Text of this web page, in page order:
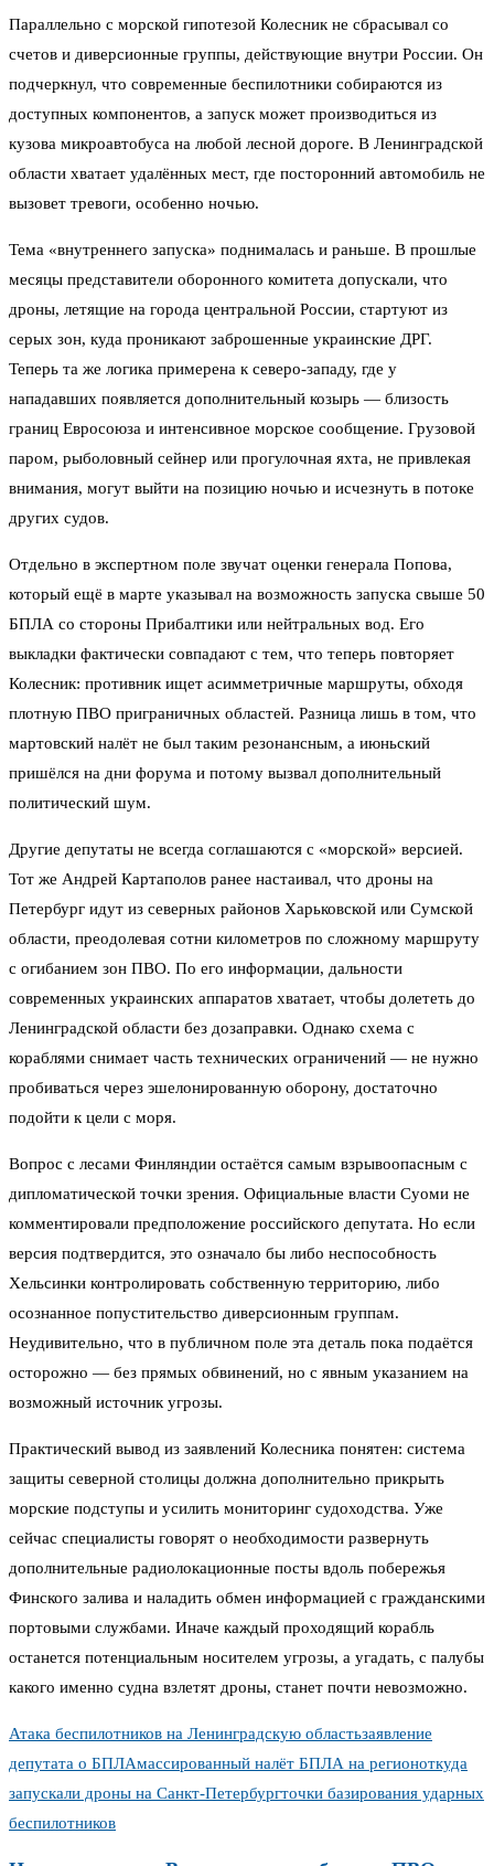
Параллельно с морской гипотезой Колесник не сбрасывал со
счетов и диверсионные группы, действующие внутри России. Он
подчеркнул, что современные беспилотники собираются из
доступных компонентов, а запуск может производиться из
кузова микроавтобуса на любой лесной дороге. В Ленинградской
области хватает удалённых мест, где посторонний автомобиль не
вызовет тревоги, особенно ночью.
Тема «внутреннего запуска» поднималась и раньше. В прошлые
месяцы представители оборонного комитета допускали, что
дроны, летящие на города центральной России, стартуют из
серых зон, куда проникают заброшенные украинские ДРГ.
Теперь та же логика примерена к северо-западу, где у
нападавших появляется дополнительный козырь — близость
границ Евросоюза и интенсивное морское сообщение. Грузовой
паром, рыболовный сейнер или прогулочная яхта, не привлекая
внимания, могут выйти на позицию ночью и исчезнуть в потоке
других судов.
Отдельно в экспертном поле звучат оценки генерала Попова,
который ещё в марте указывал на возможность запуска свыше 50
БПЛА со стороны Прибалтики или нейтральных вод. Его
выкладки фактически совпадают с тем, что теперь повторяет
Колесник: противник ищет асимметричные маршруты, обходя
плотную ПВО приграничных областей. Разница лишь в том, что
мартовский налёт не был таким резонансным, а июньский
пришёлся на дни форума и потому вызвал дополнительный
политический шум.
Другие депутаты не всегда соглашаются с «морской» версией.
Тот же Андрей Картаполов ранее настаивал, что дроны на
Петербург идут из северных районов Харьковской или Сумской
области, преодолевая сотни километров по сложному маршруту
с огибанием зон ПВО. По его информации, дальности
современных украинских аппаратов хватает, чтобы долететь до
Ленинградской области без дозаправки. Однако схема с
кораблями снимает часть технических ограничений — не нужно
пробиваться через эшелонированную оборону, достаточно
подойти к цели с моря.
Вопрос с лесами Финляндии остаётся самым взрывоопасным с
дипломатической точки зрения. Официальные власти Суоми не
комментировали предположение российского депутата. Но если
версия подтвердится, это означало бы либо неспособность
Хельсинки контролировать собственную территорию, либо
осознанное попустительство диверсионным группам.
Неудивительно, что в публичном поле эта деталь пока подаётся
осторожно — без прямых обвинений, но с явным указанием на
возможный источник угрозы.
Практический вывод из заявлений Колесника понятен: система
защиты северной столицы должна дополнительно прикрыть
морские подступы и усилить мониторинг судоходства. Уже
сейчас специалисты говорят о необходимости развернуть
дополнительные радиолокационные посты вдоль побережья
Финского залива и наладить обмен информацией с гражданскими
портовыми службами. Иначе каждый проходящий корабль
останется потенциальным носителем угрозы, а угадать, с палубы
какого именно судна взлетят дроны, станет почти невозможно.
Атака беспилотников на Ленинградскую областьзаявление
депутата о БПЛАмассированный налёт БПЛА на регионоткуда
запускали дроны на Санкт-Петербургточки базирования ударных
беспилотников